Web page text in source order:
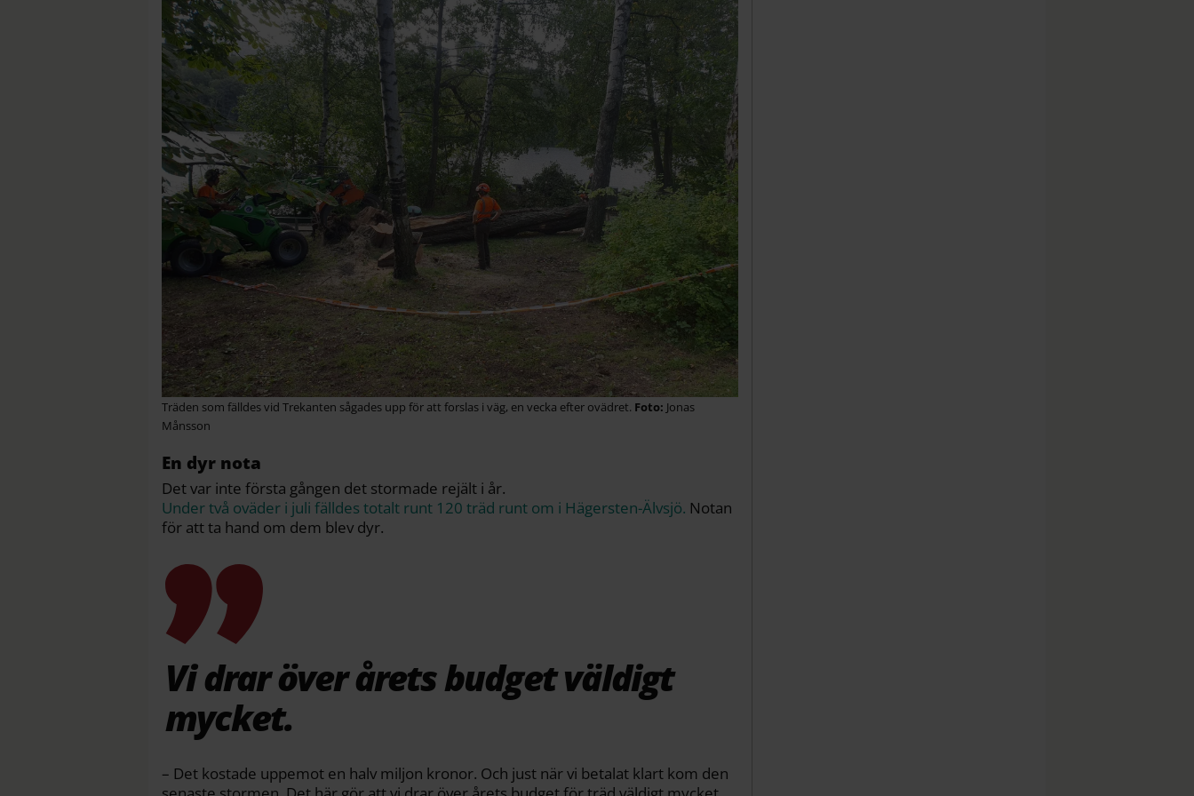
Träden som fälldes vid Trekanten sågades upp för att forslas i väg, en vecka efter ovädret.
Jonas
Månsson
En dyr nota
Det var inte första gången det stormade rejält i år.
Under två oväder i juli fälldes totalt runt 120 träd runt om i Hägersten-Älvsjö. Notan
för att ta hand om dem blev dyr.
Vi drar över årets budget väldigt
mycket.
– Det kostade uppemot en halv miljon kronor. Och just när vi betalat klart kom den